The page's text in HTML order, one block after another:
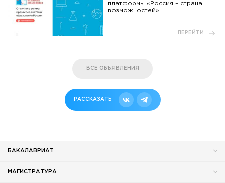
платформы «Россия – страна
возможностей».
ПЕРЕЙТИ
ВСЕ ОБЪЯВЛЕНИЯ
РАССКАЗАТЬ
БАКАЛАВРИАТ
МАГИСТРАТУРА